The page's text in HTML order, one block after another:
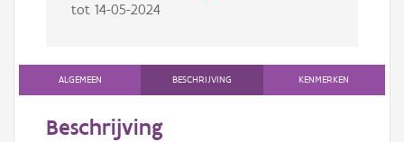
tot 14-05-2024
ALGEMEEN BESCHRIJVING KENMERKEN
Beschrijving